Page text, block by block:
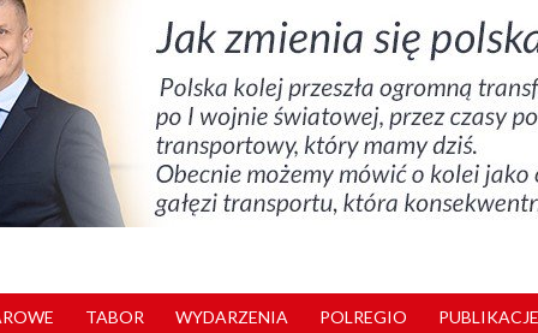
TABOR WYDARZENIA POLREGIO